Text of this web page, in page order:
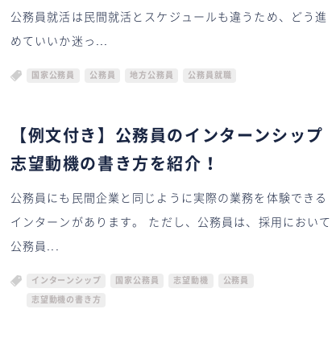
公務員就活は民間就活とスケジュールも違うため、どう進
めていいか迷っ...
国家公務員 公務員 地方公務員 公務員就職
【例文付き】公務員のインターンシップ
志望動機の書き方を紹介！
公務員にも民間企業と同じように実際の業務を体験できる
インターンがあります。 ただし、公務員は、採用において
公務員...
インターンシップ 国家公務員 志望動機 公務員
志望動機の書き方